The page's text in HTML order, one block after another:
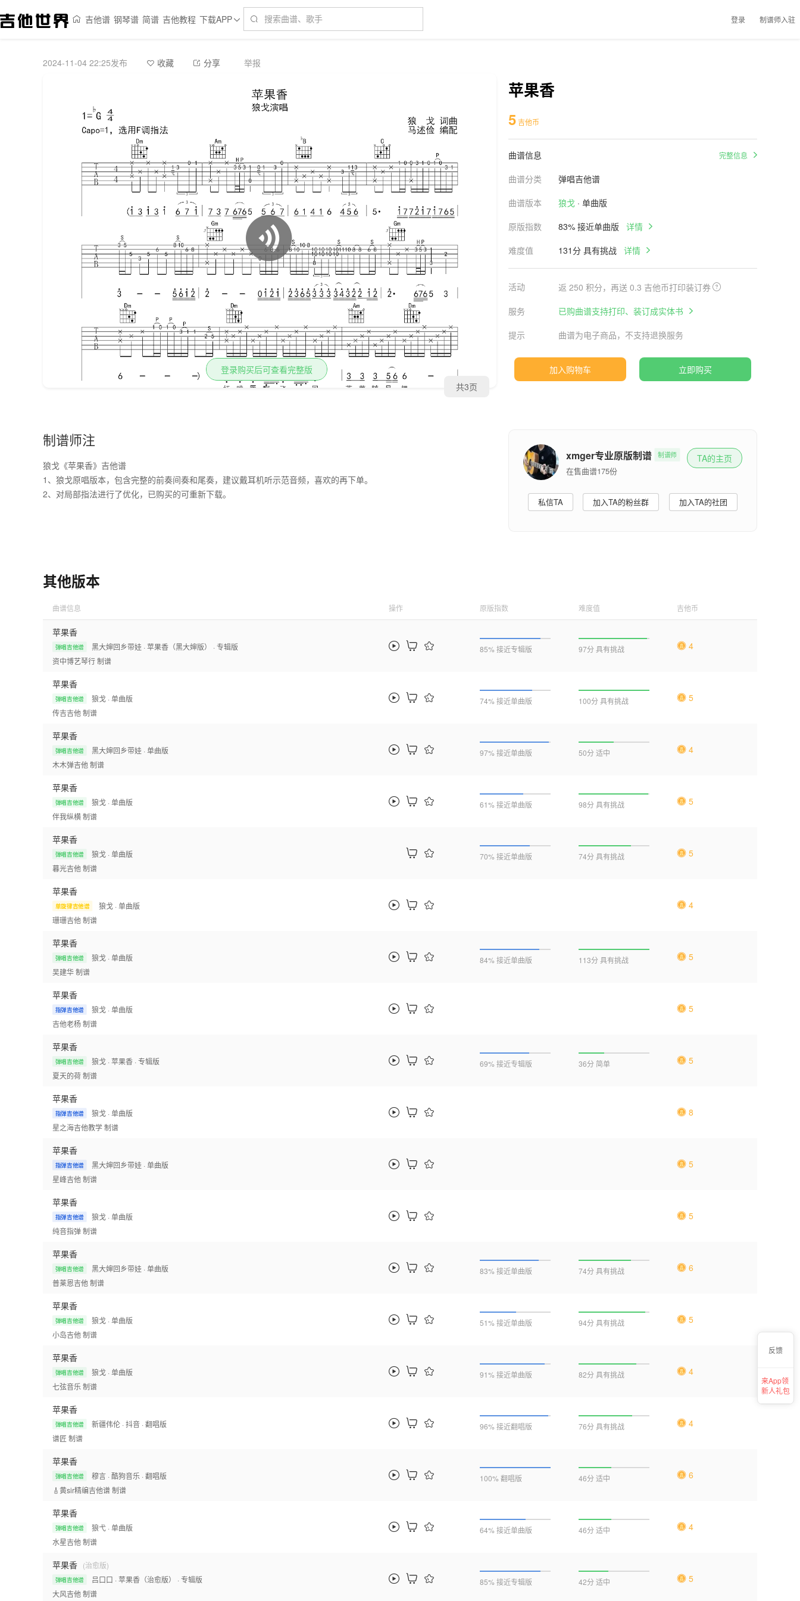
吉他谱 钢琴谱 简谱 吉他教程 下载APP 登录 制谱师入驻
2024-11-04 22:25发布 收藏 分享 举报
共3页
登录购买后可查看完整版
苹果香
5吉他币
曲谱信息 完整信息
曲谱分类
弹唱吉他谱
曲谱版本
狼戈· 单曲版
原版指数
83% 接近单曲版 详情
难度值
131分 具有挑战 详情
活动 返 250 积分，再送 0.3 吉他币打印装订券
服务
已购曲谱支持打印、装订成实体书
提示
曲谱为电子商品，不支持退换服务
加入购物车 立即购买
制谱师注
狼戈《苹果香》吉他谱
1、狼戈原唱版本，包含完整的前奏间奏和尾奏，建议戴耳机听示范音频，喜欢的再下单。
2、对局部指法进行了优化，已购买的可重新下载。
xmger专业原版制谱 制谱师
在售曲谱175份
TA的主页
私信TA 加入TA的粉丝群 加入TA的社团
其他版本
曲谱信息 操作 原版指数 难度值 吉他币
苹果香
弹唱吉他谱 黑大婶回乡带娃 · 苹果香（黑大婶版）
· 专辑版
资中博艺琴行制谱
85% 接近专辑版 97分 具有挑战 4
苹果香
弹唱吉他谱 狼戈 · 单曲版
传吉吉他制谱
74% 接近单曲版 100分 具有挑战 5
苹果香
弹唱吉他谱 黑大婶回乡带娃 · 单曲版
木木弹吉他制谱
97% 接近单曲版 50分 适中 4
苹果香
弹唱吉他谱 狼戈 · 单曲版
伴我纵横制谱
61% 接近单曲版 98分 具有挑战 5
苹果香
弹唱吉他谱 狼戈 · 单曲版
暮光吉他制谱
70% 接近单曲版 74分 具有挑战 5
苹果香
单旋律吉他谱 狼戈 · 单曲版
珊珊吉他制谱
4
苹果香
弹唱吉他谱 狼戈 · 单曲版
吴建华制谱
84% 接近单曲版 113分 具有挑战 5
苹果香
指弹吉他谱 狼戈 · 单曲版
吉他老杨制谱
5
苹果香
弹唱吉他谱 狼戈 · 苹果香 · 专辑版
夏天的荷制谱
69% 接近专辑版 36分 简单 5
苹果香
指弹吉他谱 狼戈 · 单曲版
星之海吉他教学制谱
8
苹果香
指弹吉他谱 黑大婶回乡带娃 · 单曲版
星峰吉他制谱
5
苹果香
指弹吉他谱 狼戈 · 单曲版
纯音指弹制谱
5
苹果香
弹唱吉他谱 黑大婶回乡带娃 · 单曲版
普莱恩吉他制谱
83% 接近单曲版 74分 具有挑战 6
苹果香
弹唱吉他谱 狼戈 · 单曲版
小岛吉他制谱
51% 接近单曲版 94分 具有挑战 5
苹果香
弹唱吉他谱 狼戈 · 单曲版
七弦音乐 制谱
91% 接近单曲版 82分 具有挑战 4
苹果香
弹唱吉他谱 新疆伟伦 · 抖音 · 翻唱版
谱匠 制谱
96% 接近翻唱版 76分 具有挑战 4
苹果香
弹唱吉他谱 穆言 · 酷狗音乐 · 翻唱版
🎸黄sir精编吉他谱制谱
100% 翻唱版 46分 适中 6
苹果香
弹唱吉他谱 狼弋 · 单曲版
水星吉他制谱
64% 接近单曲版 46分 适中 4
苹果香 (治愈版)
弹唱吉他谱 吕口口 · 苹果香（治愈版）
· 专辑版
大风吉他制谱
85% 接近专辑版 42分 适中 5
反馈
来App领
新人礼包